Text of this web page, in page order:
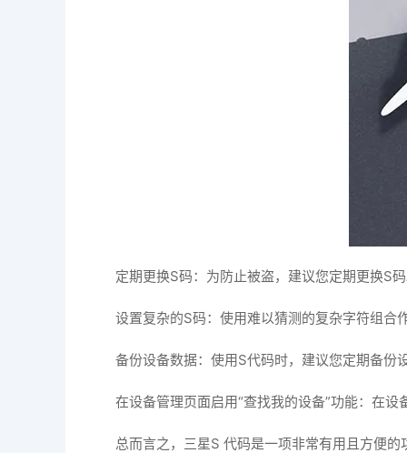
定期更换S码：为防止被盗，建议您定期更换S码
设置复杂的S码：使用难以猜测的复杂字符组合
备份设备数据：使用S代码时，建议您定期备份
在设备管理页面启用“查找我的设备”功能：在设
总而言之，三星S 代码是一项非常有用且方便